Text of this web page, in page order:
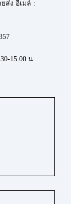
ส่ง อีเมล์ :
15.00 น.